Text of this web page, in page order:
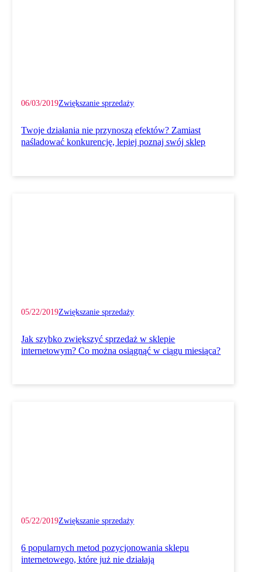
06/03/2019Zwiększanie sprzedaży
Twoje działania nie przynoszą efektów? Zamiast
naśladować konkurencję, lepiej poznaj swój sklep
05/22/2019Zwiększanie sprzedaży
Jak szybko zwiększyć sprzedaż w sklepie
internetowym? Co można osiągnąć w ciągu miesiąca?
05/22/2019Zwiększanie sprzedaży
6 popularnych metod pozycjonowania sklepu
internetowego, które już nie działają